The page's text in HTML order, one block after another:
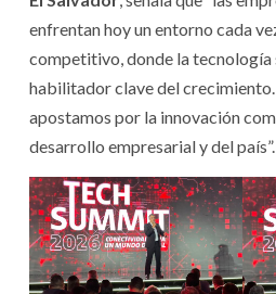
enfrentan hoy un entorno cada
competitivo, donde la tecnología
habilitador clave del
apostamos por la innovación
desarrollo empresarial y del país”.